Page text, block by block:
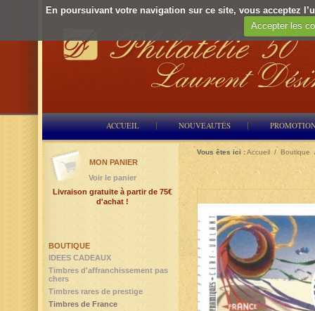
En poursuivant votre navigation sur ce site, vous acceptez
Accepter les
ACCUEIL NOUVEAUTÉS
Vous êtes ici :Accueil / Boutique
BOUTIQUE
IDEES CADEAUX
Timbres d'affranchissement pas
chers
Timbres rares de prestige
Timbres de France
MON PANIER
Voir le panier
Livraison gratuite à partir de 75€
d'achat !